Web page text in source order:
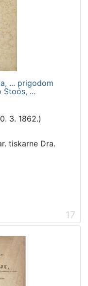
... prigodom
Stoós, ...
3. 1862.)
tiskarne Dra.
17